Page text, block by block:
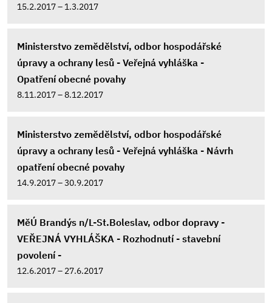
15.2.2017 – 1.3.2017
Ministerstvo zemědělství, odbor hospodářské
úpravy a ochrany lesů - Veřejná vyhláška -
Opatření obecné povahy
8.11.2017 – 8.12.2017
Ministerstvo zemědělství, odbor hospodářské
úpravy a ochrany lesů - Veřejná vyhláška - Návrh
opatření obecné povahy
14.9.2017 – 30.9.2017
MěÚ Brandýs n/L-St.Boleslav, odbor dopravy -
VEŘEJNÁ VYHLÁŠKA - Rozhodnutí - stavební
povolení -
12.6.2017 – 27.6.2017